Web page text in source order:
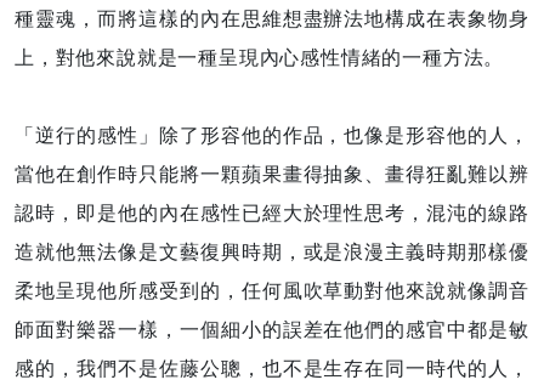
種靈魂，而將這樣的內在思維想盡辦法地構成在表象物身
上，對他來說就是一種呈現內心感性情緒的一種方法。
「逆行的感性」除了形容他的作品，也像是形容他的人，
當他在創作時只能將一顆蘋果畫得抽象、畫得狂亂難以辨
認時，即是他的內在感性已經大於理性思考，混沌的線路
造就他無法像是文藝復興時期，或是浪漫主義時期那樣優
柔地呈現他所感受到的，任何風吹草動對他來說就像調音
師面對樂器一樣，一個細小的誤差在他們的感官中都是敏
感的，我們不是佐藤公聰，也不是生存在同一時代的人，